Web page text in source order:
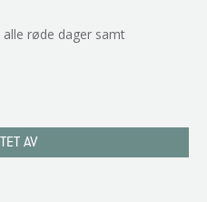
røde dager samt
AV